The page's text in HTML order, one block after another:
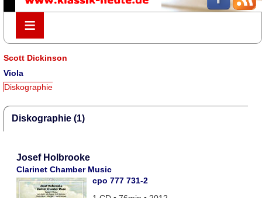
≡
≡
Scott Dickinson
Viola
Diskographie
Diskographie (1)
Josef Holbrooke
Clarinet Chamber Music
cpo 777 731-2